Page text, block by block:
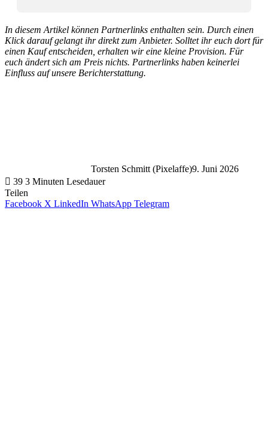
In diesem Artikel können Partnerlinks enthalten sein. Durch einen
Klick darauf gelangt ihr direkt zum Anbieter. Solltet ihr euch dort für
einen Kauf entscheiden, erhalten wir eine kleine Provision. Für
euch ändert sich am Preis nichts. Partnerlinks haben keinerlei
Einfluss auf unsere Berichterstattung.
Torsten Schmitt (Pixelaffe)9. Juni 2026
39 3 Minuten Lesedauer
Teilen
Facebook X LinkedIn WhatsApp Telegram